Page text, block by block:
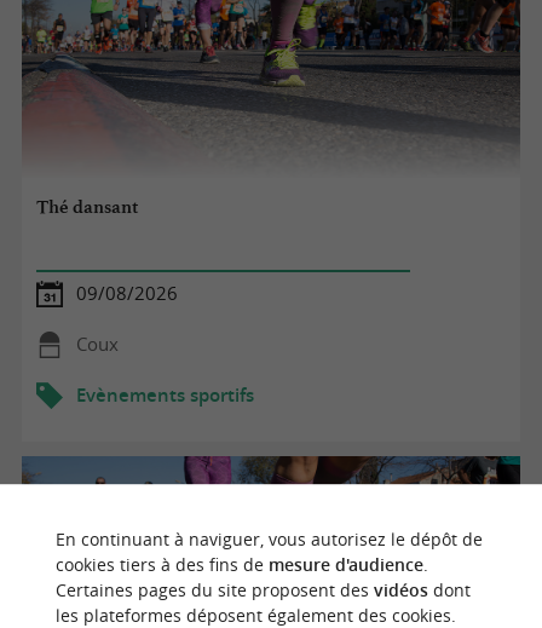
Thé dansant
09/08/2026
Coux
Evènements sportifs
En continuant à naviguer, vous autorisez le dépôt de
cookies tiers à des fins de mesure d'audience.
Certaines pages du site proposent des vidéosdont
les plateformes déposent également des cookies.